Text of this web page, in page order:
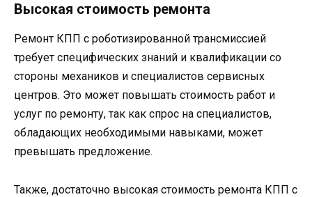
Высокая стоимость ремонта
Ремонт КПП с роботизированной трансмиссией
требует специфических знаний и квалификации со
стороны механиков и специалистов сервисных
центров. Это может повышать стоимость работ и
услуг по ремонту, так как спрос на специалистов,
обладающих необходимыми навыками, может
превышать предложение.
Также, достаточно высокая стоимость ремонта КПП с